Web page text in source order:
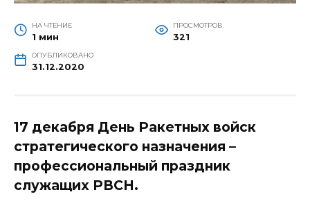
НА ЧТЕНИЕ
1 мин
ПРОСМОТРОВ
321
ОПУБЛИКОВАНО
31.12.2020
17 декабря День Ракетных войск
стратегического назначения –
профессиональный праздник
служащих РВСН.